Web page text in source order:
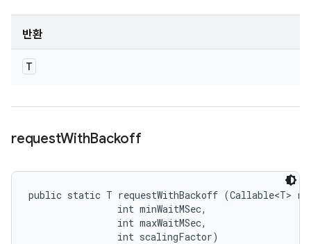
반환
T
requestWithBackoff
public static T requestWithBackoff (Callable<T>
                int minWaitMSec,
                int maxWaitMSec,
                int scalingFactor)